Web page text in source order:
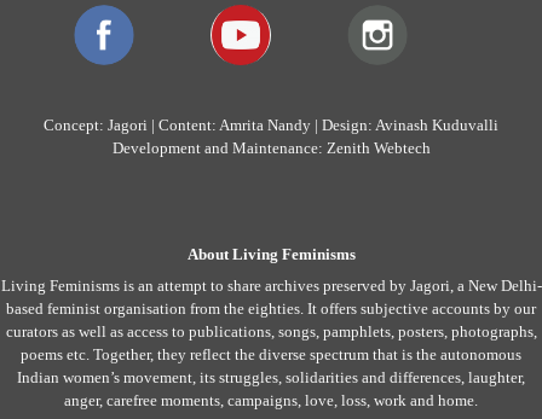
Concept: Jagori | Content: Amrita Nandy | Design: Avinash Kuduvalli
Development and Maintenance: Zenith Webtech
About Living Feminisms
Living Feminisms is an attempt to share archives preserved by Jagori, a New Delhi-
based feminist organisation from the eighties. It offers subjective accounts by our
curators as well as access to publications, songs, pamphlets, posters, photographs,
poems etc. Together, they reflect the diverse spectrum that is the autonomous
Indian women’s movement, its struggles, solidarities and differences, laughter,
anger, carefree moments, campaigns, love, loss, work and home.